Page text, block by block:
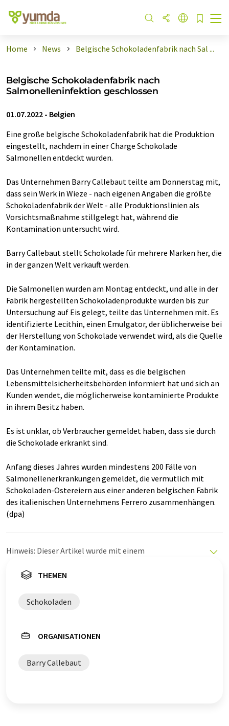
Home News Belgische Schokoladenfabrik nach Sal ...
Belgische Schokoladenfabrik nach
Salmonelleninfektion geschlossen
01.07.2022 - Belgien
Eine große belgische Schokoladenfabrik hat die Produktion
eingestellt, nachdem in einer Charge Schokolade
Salmonellen entdeckt wurden.
Das Unternehmen Barry Callebaut teilte am Donnerstag mit,
dass sein Werk in Wieze - nach eigenen Angaben die größte
Schokoladenfabrik der Welt - alle Produktionslinien als
Vorsichtsmaßnahme stillgelegt hat, während die
Kontamination untersucht wird.
Barry Callebaut stellt Schokolade für mehrere Marken her, die
in der ganzen Welt verkauft werden.
Die Salmonellen wurden am Montag entdeckt, und alle in der
Fabrik hergestellten Schokoladenprodukte wurden bis zur
Untersuchung auf Eis gelegt, teilte das Unternehmen mit. Es
identifizierte Lecithin, einen Emulgator, der üblicherweise bei
der Herstellung von Schokolade verwendet wird, als die Quelle
der Kontamination.
Das Unternehmen teilte mit, dass es die belgischen
Lebensmittelsicherheitsbehörden informiert hat und sich an
Kunden wendet, die möglicherweise kontaminierte Produkte
in ihrem Besitz haben.
Es ist unklar, ob Verbraucher gemeldet haben, dass sie durch
die Schokolade erkrankt sind.
Anfang dieses Jahres wurden mindestens 200 Fälle von
Salmonellenerkrankungen gemeldet, die vermutlich mit
Schokoladen-Ostereiern aus einer anderen belgischen Fabrik
des italienischen Unternehmens Ferrero zusammenhängen.
(dpa)
Hinweis: Dieser Artikel wurde mit einem
LUMITOS bietet diese automatischen Übersetzungen
Nachrichten zu präsentieren. Da dieser Artikel mit
in der Grammatik enthält. Den ursprünglichen Artikel in
THEMEN
Schokoladen
ORGANISATIONEN
Barry Callebaut